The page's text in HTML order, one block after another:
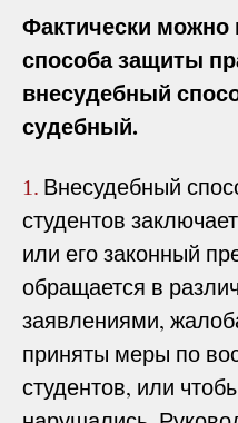
Фактически
способа защиты
внесудебный
судебный.
1. Внесудебный
студентов
или его законный
обращается в
заявлениями,
приняты меры по
студентов, или